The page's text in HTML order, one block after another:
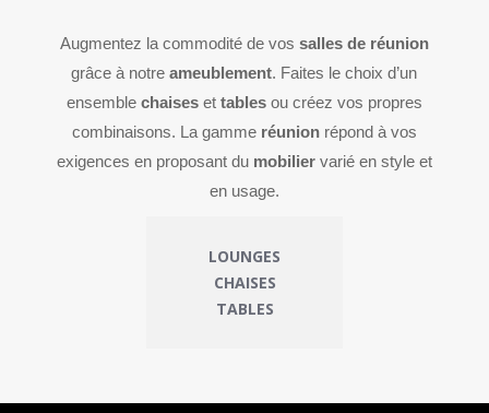
Augmentez la commodité de vos salles de réunion
grâce à notreameublement. Faites le choix d’un
ensemble chaiseset tablesou créez vos propres
combinaisons. La gamme réunionrépond à vos
exigences en proposant du mobiliervarié en style et
en usage.
LOUNGES
CHAISES
TABLES